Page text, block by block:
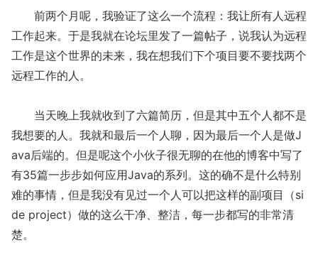
前两个月呢，我验证了这么一个流程：我让所有人远程
工作起来。于是我就在论坛里发了一篇帖子，说我认为远程
工作是这个世界的未来，我在想我们下个项目要不要找两个
远程工作的人。
当天晚上我就收到了六篇简历，但是其中五个人都不是
我想要的人。我就和最后一个人聊，因为最后一个人是做J
ava后端的。但是呢这个小伙子很无聊的在他的博客中写了
有35篇一步步如何应用Java的系列。这的确不是什么特别
难的事情，但是我没有见过一个人可以把这样的副项目（si
de project）做的这么干净、整洁，每一步都写的非常清
楚。